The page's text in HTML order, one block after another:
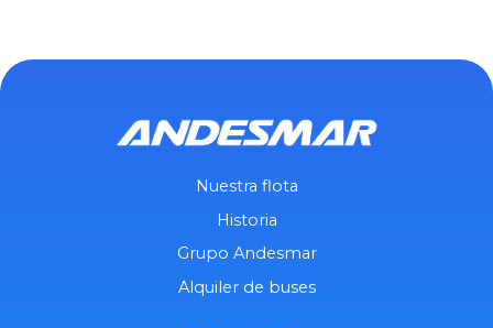
Nuestra flota
Historia
Grupo Andesmar
Alquiler de buses